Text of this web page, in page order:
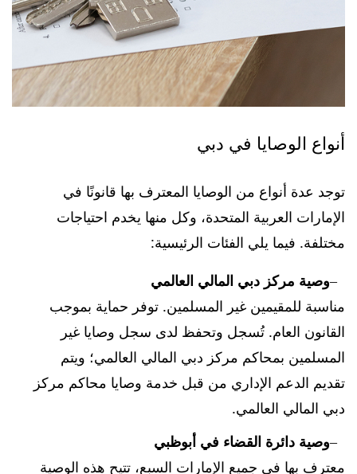
أنواع الوصايا في دبي
توجد عدة أنواع من الوصايا المعترف بها قانونًا في
الإمارات العربية المتحدة، وكل منها يخدم احتياجات
مختلفة. فيما يلي الفئات الرئيسية:
وصية مركز دبي المالي العالمي
مناسبة للمقيمين غير المسلمين. توفر حماية بموجب
القانون العام. تُسجل وتحفظ لدى سجل وصايا غير
المسلمين بمحاكم مركز دبي المالي العالمي؛ ويتم
تقديم الدعم الإداري من قبل خدمة وصايا محاكم مركز
دبي المالي العالمي.
وصية دائرة القضاء في أبوظبي
معترف بها في جميع الإمارات السبع، تتيح هذه الوصية